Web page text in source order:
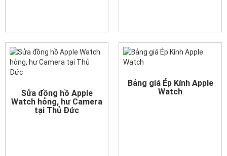
Sửa đồng hồ Apple
Watch hỏng, hư Camera
tại Thủ Đức
Bảng giá Ép Kính Apple
Watch